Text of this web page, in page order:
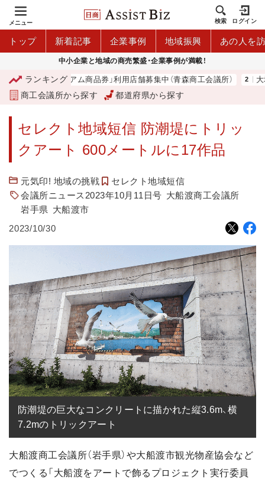
メニュー 検索 ログイン
トップ 新着記事 企業事例 地域振興 あの人を
中小企業と地域の商売繁盛・企業事例が満載！
ランキング
「青森市プレミアム商品券」利用店舗募集中（青森商工会議所） 大地
商工会議所から探す 都道府県から探す
セレクト地域短信 防潮堤にトリッ
クアート 600メートルに17作品
元気印! 地域の挑戦
セレクト地域短信
会議所ニュース2023年10月11日号 大船渡商工会議所
岩手県 大船渡市
2023/10/30
防潮堤の巨大なコンクリートに描かれた縦3.6m、横
7.2mのトリックアート
大船渡商工会議所（岩手県）や大船渡市観光物産協会など
でつくる「大船渡をアートで飾るプロジェクト実行委員